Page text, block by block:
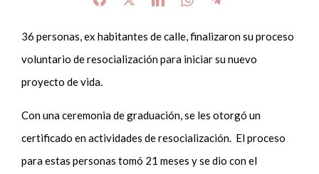
36 personas, ex habitantes de calle, finalizaron su proceso
voluntario de resocialización para iniciar su nuevo
proyecto de vida.
Con una ceremonia de graduación, se les otorgó un
certificado en actividades de resocialización. El proceso
para estas personas tomó 21 meses y se dio con el